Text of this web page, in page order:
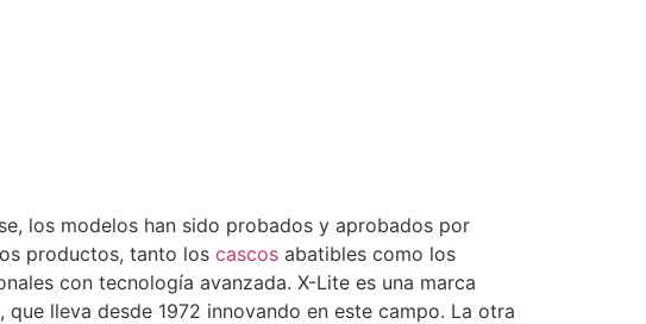
los modelos han sido probados y aprobados por
productos, tanto los cascos abatibles como los
con tecnología avanzada. X-Lite es una marca
, que lleva desde 1972 innovando en este campo. La otra